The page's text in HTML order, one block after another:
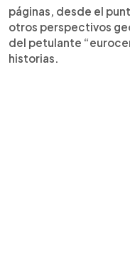
páginas, desde el
otros perspectivos
del petulante
historias.